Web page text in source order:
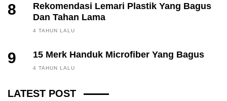
8
Rekomendasi Lemari Plastik Yang Bagus
Dan Tahan Lama
4 TAHUN LALU
9 15 Merk Handuk Microfiber Yang Bagus
4 TAHUN LALU
LATEST POST
FINANCE, INVESTING
2 BULAN LALU